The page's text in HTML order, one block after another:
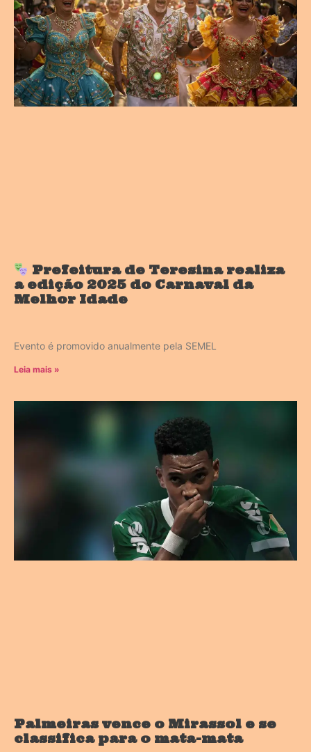
Prefeitura de Teresina realiza
a edição 2025 do Carnaval da
Melhor Idade
Evento é promovido anualmente pela SEMEL
Leia mais »
Palmeiras vence o Mirassol e se
classifica para o mata-mata